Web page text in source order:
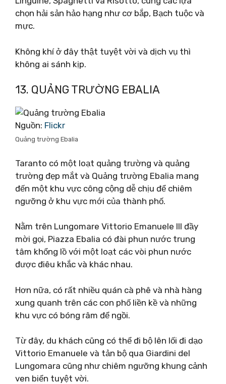
chọn hải sản hảo hạng như cơ bắp, Bạch tuộc và
mực.
Không khí ở đây thật tuyệt vời và dịch vụ thì
không ai sánh kịp.
13. QUẢNG TRƯỜNG EBALIA
Nguồn: Flickr
Quảng trường Ebalia
Taranto có một loạt quảng trường và quảng
trường đẹp mắt và Quảng trường Ebalia mang
đến một khu vực công cộng dễ chịu để chiêm
ngưỡng ở khu vực mới của thành phố.
Nằm trên Lungomare Vittorio Emanuele III đầy
mời gọi, Piazza Ebalia có đài phun nước trung
tâm khổng lồ với một loạt các vòi phun nước
được điêu khắc và khác nhau.
Hơn nữa, có rất nhiều quán cà phê và nhà hàng
xung quanh trên các con phố liền kề và những
khu vực có bóng râm để ngồi.
Từ đây, du khách cũng có thể đi bộ lên lối đi dạo
Vittorio Emanuele và tản bộ qua Giardini del
Lungomara cũng như chiêm ngưỡng khung cảnh
ven biển tuyệt vời.